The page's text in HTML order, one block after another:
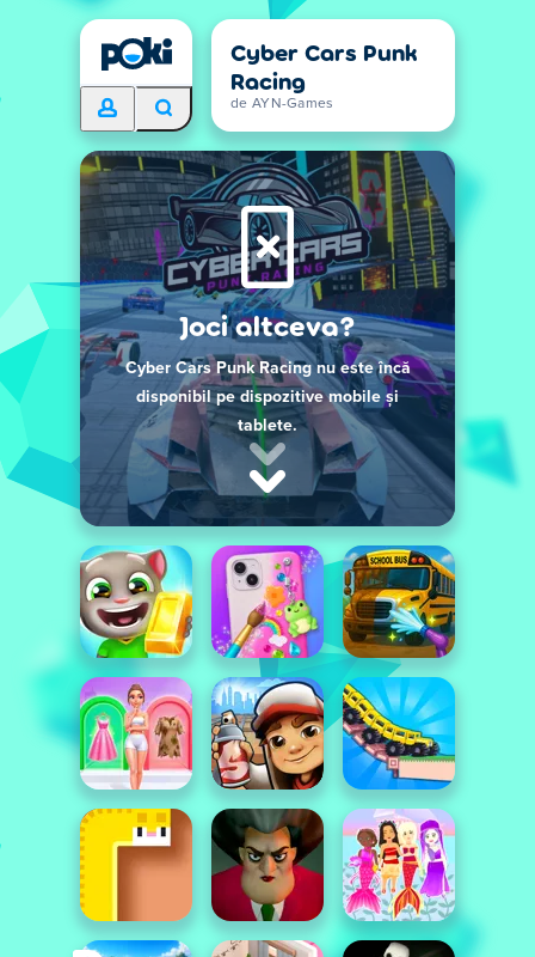
Cyber Cars Punk
Racing
de AYN-Games
Joci altceva?
Cyber Cars Punk Racing nu este încă
disponibil pe dispozitive mobile și
tablete.